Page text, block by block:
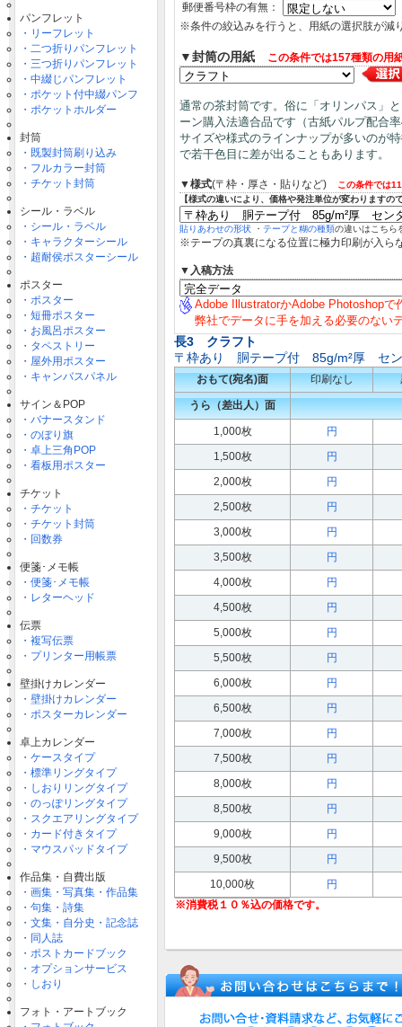
パンフレット
・リーフレット
・二つ折りパンフレット
・三つ折りパンフレット
・中綴じパンフレット
・ポケット付中綴パンフ
・ポケットホルダー
封筒
・既製封筒刷り込み
・フルカラー封筒
・チケット封筒
シール・ラベル
・シール・ラベル
・キャラクターシール
・超耐侯ポスターシール
ポスター
・ポスター
・短冊ポスター
・お風呂ポスター
・タペストリー
・屋外用ポスター
・キャンバスパネル
サイン＆POP
・バナースタンド
・のぼり旗
・卓上三角POP
・看板用ポスター
チケット
・チケット
・チケット封筒
・回数券
便箋･メモ帳
・便箋･メモ帳
・レターヘッド
伝票
・複写伝票
・プリンター用帳票
壁掛けカレンダー
・壁掛けカレンダー
・ポスターカレンダー
卓上カレンダー
・ケースタイプ
・標準リングタイプ
・しおりリングタイプ
・のっぽリングタイプ
・スクエアリングタイプ
・カード付きタイプ
・マウスパッドタイプ
作品集・自費出版
・画集・写真集・作品集
・句集・詩集
・文集・自分史・記念誌
・同人誌
・ポストカードブック
・オプションサービス
・しおり
フォト・アートブック
郵便番号枠の有無：
※条件の絞込みを行うと、用紙の選択肢が減
▼封筒の用紙 この条件では157種類の用
通常の茶封筒です。俗に「オリンパス」
ーン購入法適合品です（古紙パルプ配合
サイズや様式のラインナップが多いのが
で若干色目に差が出ることもあります。
▼様式(〒枠・厚さ・貼りなど)
この条件では
【様式の違いにより、価格や発注単位が変わります
貼りあわせの形状 ・ テープと糊の種類の違いはこちら
※テープの真裏になる位置に極力印刷が入ら
▼入稿方法
Adobe IllustratorかAdobe Photoshopで
弊社でデータに手を加える必要のない
長3 クラフト
〒枠あり 胴テープ付 85g/m²厚 セ
おもて(宛名)面 印刷なし
うら（差出人）面
1,000枚
円
1,500枚
円
2,000枚
円
2,500枚
円
3,000枚
円
3,500枚
円
4,000枚
円
4,500枚
円
5,000枚
円
5,500枚
円
6,000枚
円
6,500枚
円
7,000枚
円
7,500枚
円
8,000枚
円
8,500枚
円
9,000枚
円
9,500枚
円
10,000枚
円